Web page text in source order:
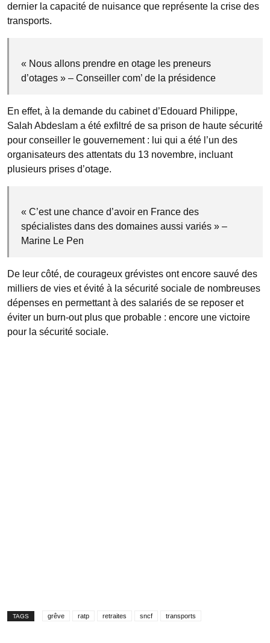
dernier la capacité de nuisance que représente la crise des
transports.
« Nous allons prendre en otage les preneurs
d’otages » – Conseiller com’ de la présidence
En effet, à la demande du cabinet d’Edouard Philippe,
Salah Abdeslam a été exfiltré de sa prison de haute sécurité
pour conseiller le gouvernement : lui qui a été l’un des
organisateurs des attentats du 13 novembre, incluant
plusieurs prises d’otage.
« C’est une chance d’avoir en France des
spécialistes dans des domaines aussi variés » –
Marine Le Pen
De leur côté, de courageux grévistes ont encore sauvé des
milliers de vies et évité à la sécurité sociale de nombreuses
dépenses en permettant à des salariés de se reposer et
éviter un burn-out plus que probable : encore une victoire
pour la sécurité sociale.
TAGS grêve ratp retraites sncf transports